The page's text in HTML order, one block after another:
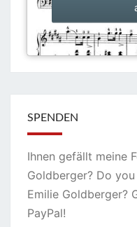
SPENDEN
Ihnen gefällt meine
Goldberger? Do
Emilie Goldberger?
PayPal!